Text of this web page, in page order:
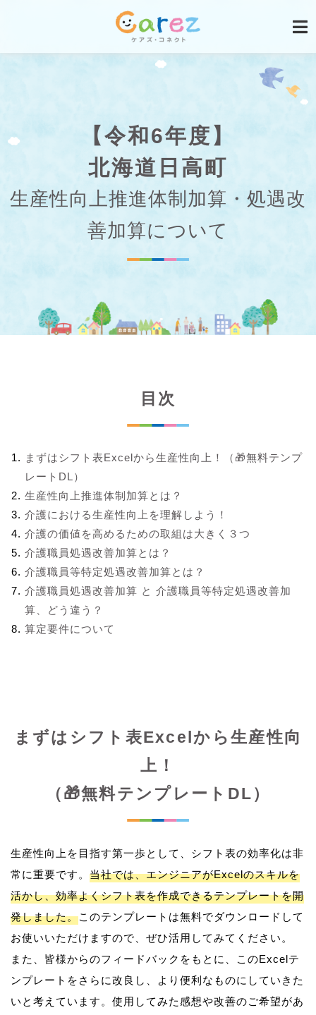
【令和6年度】
北海道日高町
生産性向上推進体制加算・処遇改
善加算について
目次
まずはシフト表Excelから生産性向上！（🎁無料テンプ
レートDL）
生産性向上推進体制加算とは？
介護における生産性向上を理解しよう！
介護の価値を高めるための取組は大きく３つ
介護職員処遇改善加算とは？
介護職員等特定処遇改善加算とは？
介護職員処遇改善加算 と 介護職員等特定処遇改善加
算、どう違う？
算定要件について
まずはシフト表Excelから生産性向
上！
（🎁無料テンプレートDL）
生産性向上を目指す第一歩として、シフト表の効率化は非
常に重要です。 当社では、エンジニアがExcelのスキルを
活かし、効率よくシフト表を作成できるテンプレートを開
発しました。このテンプレートは無料でダウンロードして
お使いいただけますので、ぜひ活用してみてください。
また、皆様からのフィードバックをもとに、このExcelテ
ンプレートをさらに改良し、より便利なものにしていきた
いと考えています。使用してみた感想や改善のご希望があ